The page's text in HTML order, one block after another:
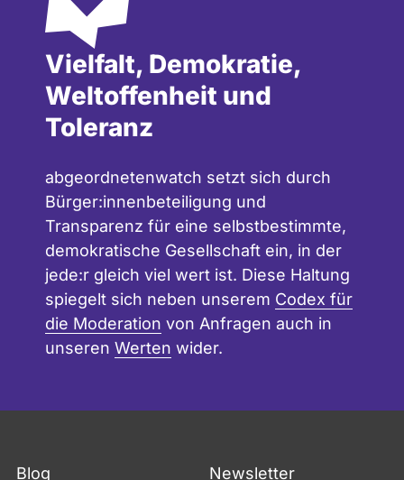
Vielfalt, Demokratie,
Weltoffenheit und
Toleranz
abgeordnetenwatch setzt sich durch
Bürger:innenbeteiligung und
Transparenz für eine selbstbestimmte,
demokratische Gesellschaft ein, in der
jede:r gleich viel wert ist. Diese Haltung
spiegelt sich neben unserem Codex für
die Moderation von Anfragen auch in
unseren Werten wider.
Blog Newsletter